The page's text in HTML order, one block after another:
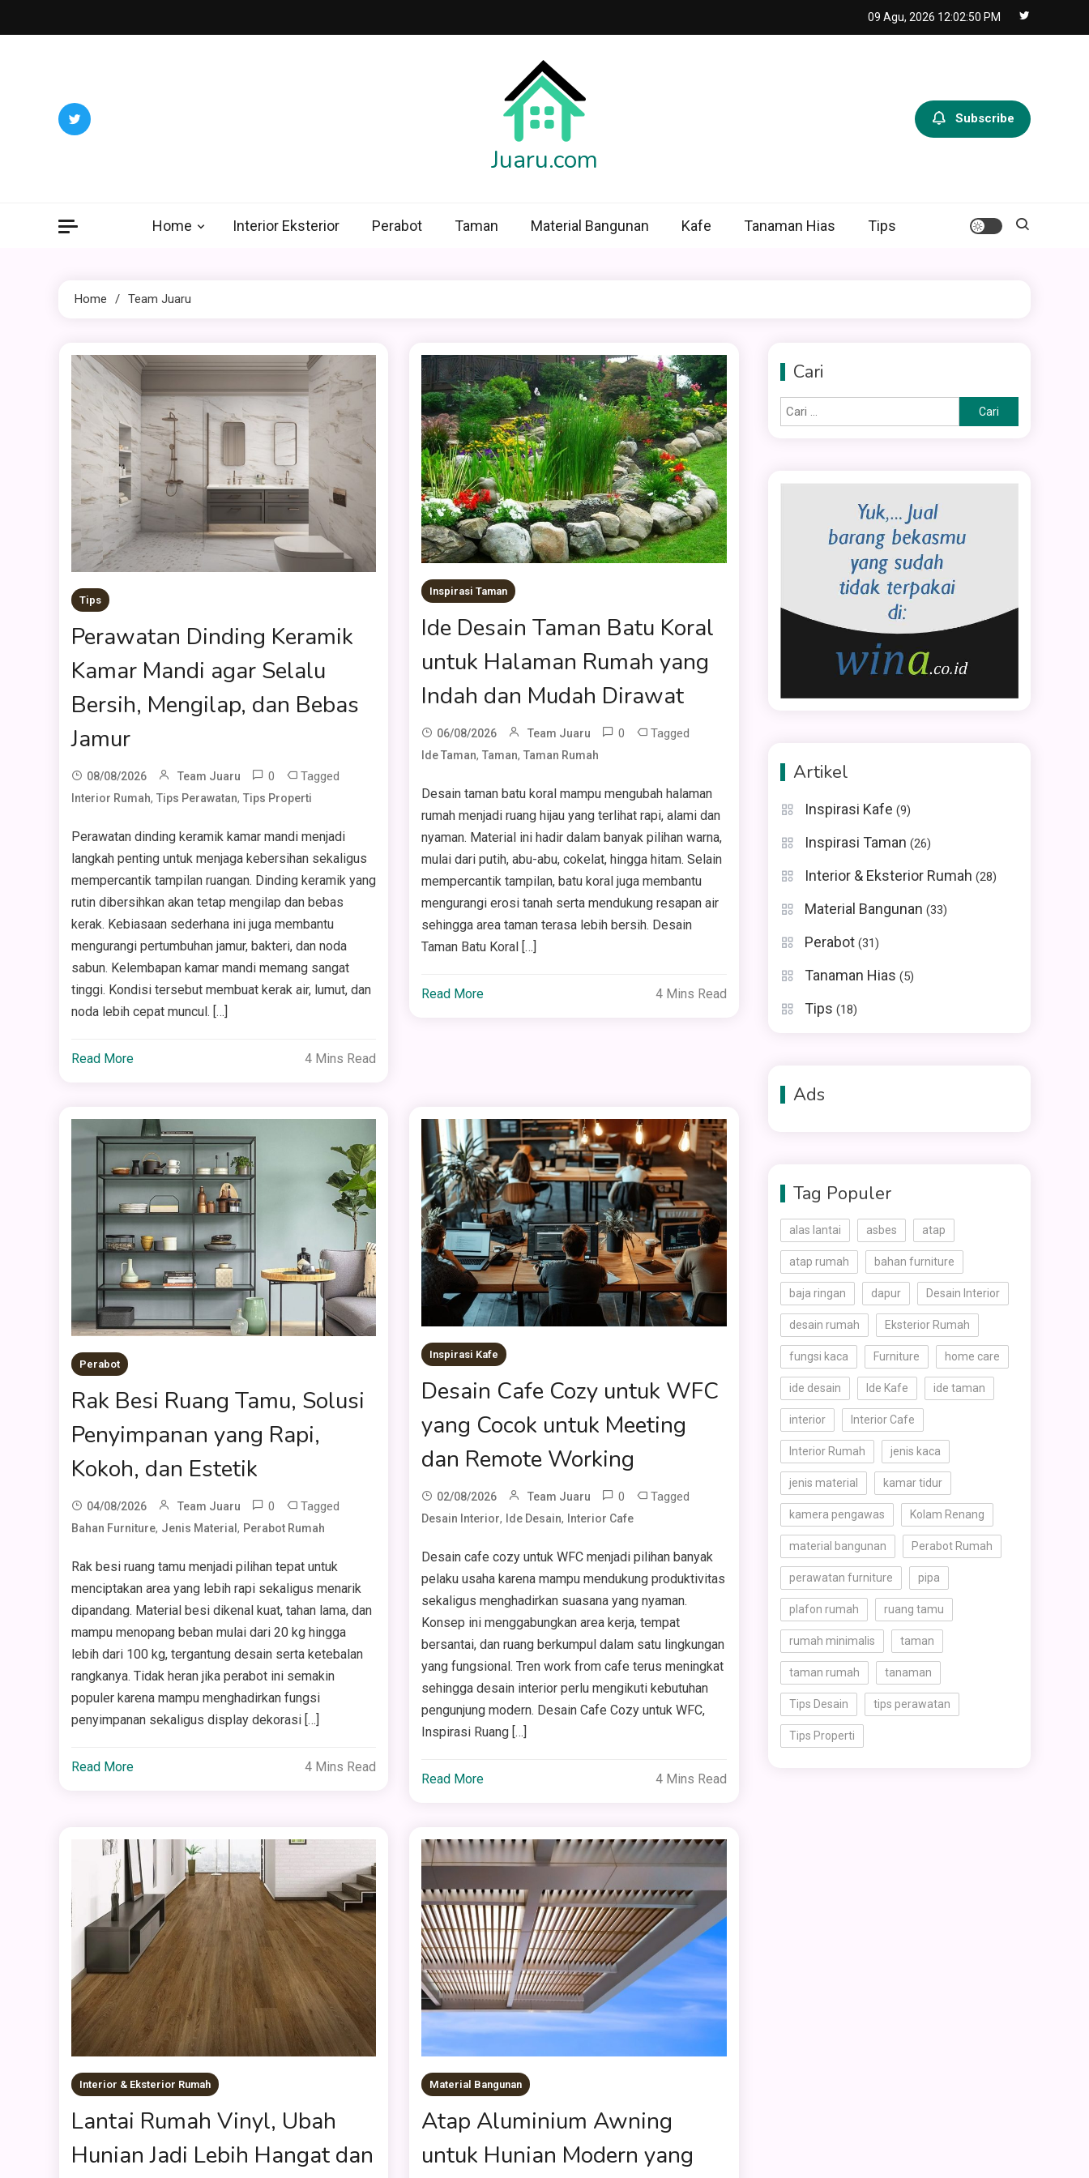
to
09 Agu, 2026 12:02:51 PM
Juaru.com
Subscribe
Home Interior Eksterior Perabot Taman Material Bangunan Kafe Tanaman Hias Tips
Home Team Juaru
Tips
Perawatan Dinding Keramik
Kamar Mandi agar Selalu
Bersih, Mengilap, dan Bebas
Jamur
08/08/2026 Team Juaru 0 Tagged
Interior Rumah, Tips Perawatan, Tips Properti
Perawatan dinding keramik kamar mandi menjadi
langkah penting untuk menjaga kebersihan sekaligus
mempercantik tampilan ruangan. Dinding keramik yang
rutin dibersihkan akan tetap mengilap dan bebas
kerak. Kebiasaan sederhana ini juga membantu
mengurangi pertumbuhan jamur, bakteri, dan noda
sabun. Kelembapan kamar mandi memang sangat
tinggi. Kondisi tersebut membuat kerak air, lumut, dan
noda lebih cepat muncul. […]
Read More 4 Mins Read
Inspirasi Taman
Ide Desain Taman Batu Koral
untuk Halaman Rumah yang
Indah dan Mudah Dirawat
06/08/2026 Team Juaru 0 Tagged
Ide Taman,Taman,Taman Rumah
Desain taman batu koral mampu mengubah halaman
rumah menjadi ruang hijau yang terlihat rapi, alami dan
nyaman. Material ini hadir dalam banyak pilihan warna,
mulai dari putih, abu-abu, cokelat, hingga hitam. Selain
mempercantik tampilan, batu koral juga membantu
mengurangi erosi tanah serta mendukung resapan air
sehingga area taman terasa lebih bersih. Desain
Taman Batu Koral […]
Read More 4 Mins Read
Perabot
Rak Besi Ruang Tamu, Solusi
Penyimpanan yang Rapi,
Kokoh, dan Estetik
04/08/2026 Team Juaru 0 Tagged
Bahan Furniture, Jenis Material , Perabot Rumah
Rak besi ruang tamu menjadi pilihan tepat untuk
menciptakan area yang lebih rapi sekaligus menarik
dipandang. Material besi dikenal kuat, tahan lama, dan
mampu menopang beban mulai dari 20 kg hingga
lebih dari 100 kg, tergantung desain serta ketebalan
rangkanya. Tidak heran jika perabot ini semakin
populer karena mampu menghadirkan fungsi
penyimpanan sekaligus display dekorasi […]
Read More 4 Mins Read
Inspirasi Kafe
Desain Cafe Cozy untuk WFC
yang Cocok untuk Meeting
dan Remote Working
02/08/2026 Team Juaru 0 Tagged
Desain Interior, Ide Desain, Interior Cafe
Desain cafe cozy untuk WFC menjadi pilihan banyak
pelaku usaha karena mampu mendukung produktivitas
sekaligus menghadirkan suasana yang nyaman.
Konsep ini menggabungkan area kerja, tempat
bersantai, dan ruang berkumpul dalam satu lingkungan
yang fungsional. Tren work from cafe terus meningkat
sehingga desain interior perlu mengikuti kebutuhan
pengunjung modern. Desain Cafe Cozy untuk WFC,
Inspirasi Ruang […]
Read More 4 Mins Read
Interior & Eksterior Rumah
Lantai Rumah Vinyl, Ubah
Hunian Jadi Lebih Hangat dan
Material Bangunan
Atap Aluminium Awning
untuk Hunian Modern yang
Cari
Cari
untuk:
Artikel
Inspirasi Kafe (9)
Inspirasi Taman (26)
Interior & Eksterior Rumah (28)
Material Bangunan (33)
Perabot (31)
Tanaman Hias (5)
Tips (18)
Ads
Tag Populer
alas lantai asbes atap
atap rumah bahan furniture
baja ringan dapur Desain Interior
desain rumah Eksterior Rumah
fungsi kaca Furniture home care
ide desain Ide Kafe ide taman
interior Interior Cafe
Interior Rumah jenis kaca
jenis material kamar tidur
kamera pengawas Kolam Renang
material bangunan Perabot Rumah
perawatan furniture pipa
plafon rumah ruang tamu
rumah minimalis taman
taman rumah tanaman
Tips Desain tips perawatan
Tips Properti